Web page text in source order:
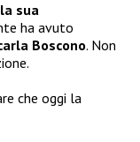
sua
ha avuto
Boscono. Non
che oggi la